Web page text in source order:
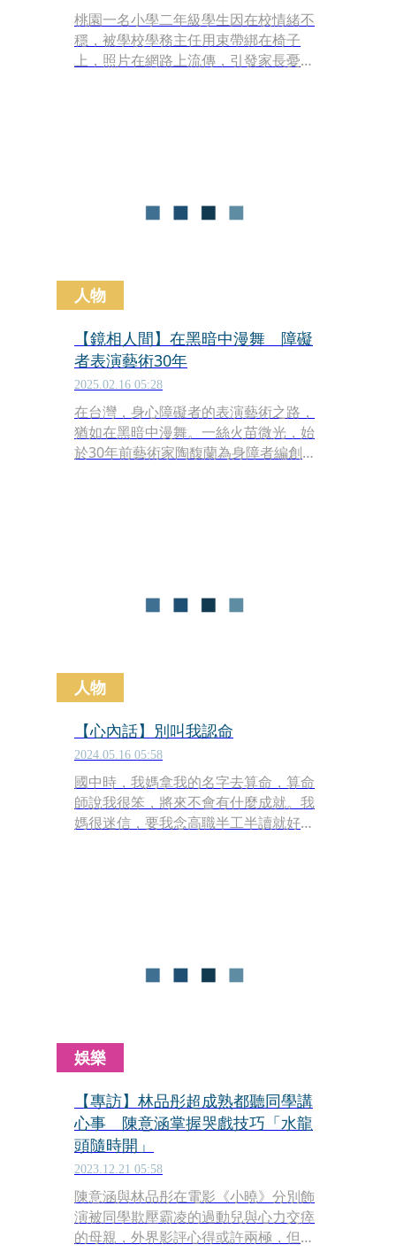
桃園一名小學二年級學生因在校情緒不
穩，被學校學務主任用束帶綁在椅子
上，照片在網路上流傳，引發家長憂
人物
【鏡相人間】在黑暗中漫舞 障礙
者表演藝術30年
2025.02.16 05:28
在台灣，身心障礙者的表演藝術之路，
猶如在黑暗中漫舞。一絲火苗微光，始
於30年前藝術家陶馥蘭為身障者編創的
人物
【心內話】別叫我認命
2024.05.16 05:58
國中時，我媽拿我的名字去算命，算命
師說我很笨，將來不會有什麼成就。我
媽很迷信，要我念高職半工半讀就好，
娛樂
【專訪】林品彤超成熟都聽同學講
心事 陳意涵掌握哭戲技巧「水龍
頭隨時開」
2023.12.21 05:58
陳意涵與林品彤在電影《小曉》分別飾
演被同學欺壓霸凌的過動兒與心力交瘁
的母親，外界影評心得或許兩極，但對